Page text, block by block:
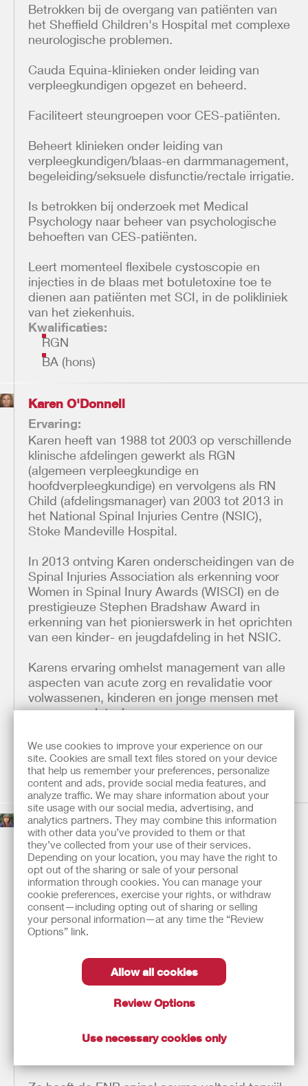
We use cookies to improve your experience on our
site. Cookies are small text files stored on your device
that help us remember your preferences, personalize
content and ads, provide social media features, and
analyze traffic. We may share information about your
site usage with our social media, advertising, and
analytics partners. They may combine this information
with other data you’ve provided to them or that
they’ve collected from your use of their services.
Depending on your location, you may have the right to
opt out of the sharing or sale of your personal
information through cookies. You can manage your
cookie preferences, exercise your rights, or withdraw
consent—including opting out of sharing or selling
your personal information—at any time the “Review
Options” link.
Allow all cookies
Review Options
Use necessary cookies only
Betrokken bij de overgang van patiënten van
het Sheffield Children's Hospital met complexe
neurologische problemen.
Cauda Equina-klinieken onder leiding van
verpleegkundigen opgezet en beheerd.
Faciliteert steungroepen voor CES-patiënten.
Beheert klinieken onder leiding van
verpleegkundigen/blaas-en darmmanagement,
begeleiding/seksuele disfunctie/rectale irrigatie.
Is betrokken bij onderzoek met Medical
Psychology naar beheer van psychologische
behoeften van CES-patiënten.
Leert momenteel flexibele cystoscopie en
injecties in de blaas met botuletoxine toe te
dienen aan patiënten met SCI, in de polikliniek
van het ziekenhuis.
Kwalificaties:
RGN
BA (hons)
Karen O'Donnell
Ervaring:
Karen heeft van 1988 tot 2003 op verschillende
klinische afdelingen gewerkt als RGN
(algemeen verpleegkundige en
hoofdverpleegkundige) en vervolgens als RN
Child (afdelingsmanager) van 2003 tot 2013 in
het National Spinal Injuries Centre (NSIC),
Stoke Mandeville Hospital.
In 2013 ontving Karen onderscheidingen van de
Spinal Injuries Association als erkenning voor
Women in Spinal Inury Awards (WISCI) en de
prestigieuze Stephen Bradshaw Award in
erkenning van het pionierswerk in het oprichten
van een kinder- en jeugdafdeling in het NSIC.
Karens ervaring omhelst management van alle
aspecten van acute zorg en revalidatie voor
volwassenen, kinderen en jonge mensen met
ruggenmergletsel.
RGN
DipHE
RN Child
Sara O'Shea
Ervaring:
Sara werkt dertig jaar bij The National Spinal
Injuries Centre in het Stoke Mandeville Hospital
in het VK. Ze begon haar werk bij het Stoke
Mandeville Hospital als assistent
verpleegkundige in 1987. Haar interesse in
ruggenmergletsel begon een jaar daarvoor toen
Young Disabled Unit.
Ze begon met haar algemene verpleegkundige
opleiding in 1988 en heeft na haar kwalificatie
revalidatie van volwassenen en kinderen met